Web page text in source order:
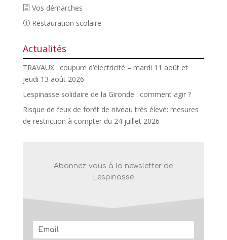
Vos démarches
Restauration scolaire
Actualités
TRAVAUX : coupure d’électricité – mardi 11 août et
jeudi 13 août 2026
Lespinasse solidaire de la Gironde : comment agir ?
Risque de feux de forêt de niveau très élevé: mesures
de restriction à compter du 24 juillet 2026
Abonnez-vous à la newsletter de
Lespinasse